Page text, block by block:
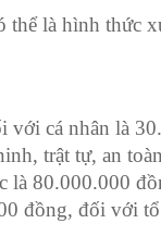
là hình thức
với cá nhân là
trật tự, an
là 80.000.000
đồng, đối với